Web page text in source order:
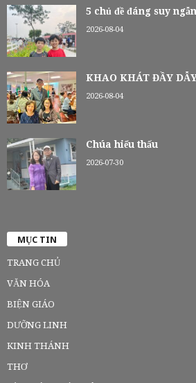
5 chủ đề đáng suy
2026-08-04
KHAO KHÁT ĐẦY
2026-08-04
Chúa hiểu thấu
2026-07-30
MỤC TIN
TRANG CHỦ
VĂN HÓA
BIỆN GIÁO
DƯỠNG LINH
KINH THÁNH
THƠ